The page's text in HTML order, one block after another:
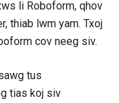
li Roboform, qhov
thiab lwm yam. Txoj
cov neeg siv.
tus
tias koj siv